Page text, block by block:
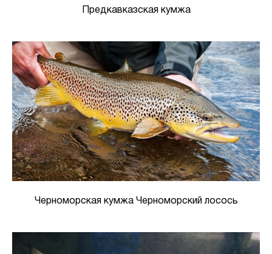
Предкавказская кумжа
Черноморская кумжа Черноморский лосось